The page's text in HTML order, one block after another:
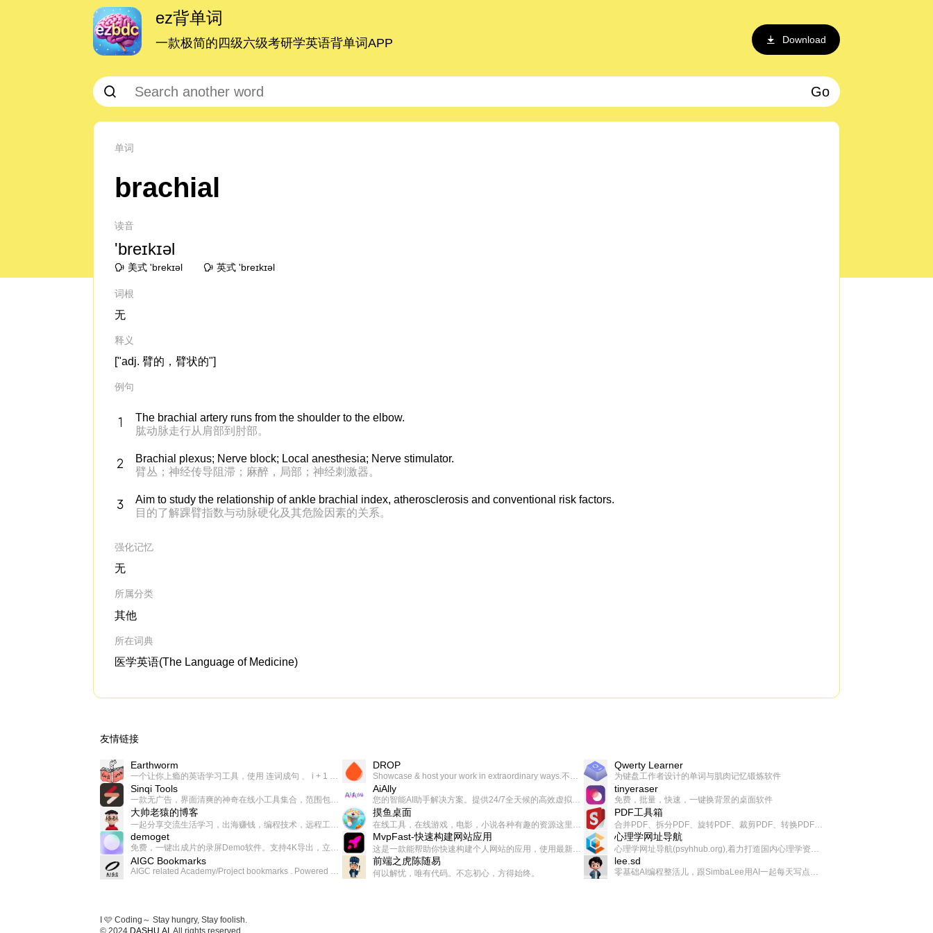
ez背单词
一款极简的四级六级考研学英语背单词APP Download
Go
单词
brachial
读音
'breɪkɪəl
美式 'brekɪəl 英式 'breɪkɪəl
词根
无
释义
["adj. 臂的，臂状的"]
例句
The brachial artery runs from the shoulder to the elbow.
肱动脉走行从肩部到肘部。
Brachial plexus; Nerve block; Local anesthesia; Nerve stimulator.
臂丛；神经传导阻滞；麻醉，局部；神经刺激器。
Aim to study the relationship of ankle brachial index, atherosclerosis and conventional risk factors.
目的了解踝臂指数与动脉硬化及其危险因素的关系。
强化记忆
无
所属分类
其他
所在词典
医学英语(The Language of Medicine)
友情链接
Earthworm
一个让你上瘾的英语学习工具，使用 连词成句 、 i + 1 、 以终为始等学习理论来帮助你习得英语，通过不断的重复形成肌肉记忆，最重要的是 游戏化 的形式让学习英语从此不再痛苦
DROP
Showcase & host your work in extraordinary ways.不限速文件分享，托管，建站平台
Qwerty Learner
为键盘工作者设计的单词与肌肉记忆锻炼软件
Sinqi Tools
一款无广告，界面清爽的神奇在线小工具集合，范围包括但不限于：开发，设计，日常生活等
AiAlly
您的智能AI助手解决方案。提供24/7全天候的高效虚拟员工服务，助力个人和组织提升生产力、激发创新潜能。
tinyeraser
免费，批量，快速，一键换背景的桌面软件
大帅老猿的博客
一起分享交流生活学习，出海赚钱，编程技术，远程工作，优秀产品等相关话题。希望大家都能有所收获。
摸鱼桌面
在线工具，在线游戏，电影，小说各种有趣的资源这里都有
PDF工具箱
合并PDF、拆分PDF、旋转PDF、裁剪PDF、转换PDF、加密PDF、解密PDF、PDF加水印等多种PDF处理功能
demoget
免费，一键出成片的录屏Demo软件。支持4K导出，立即下载使用。
MvpFast-快速构建网站应用
这是一款能帮助你快速构建个人网站的应用，使用最新的前端技术栈，集成登录、鉴权、手机、邮箱、数据库、博客、文章、支付等等网站所需要的功能，你只需要花几个小时开发你的核心功能就可以上线，一次购买，永久拥有
心理学网址导航
心理学网址导航(psyhhub.org),着力打造国内心理学资源平台，是一个心理学网址资源大全，提供心理学学习,心理学考研,英语自学,计算机自学等众多学习内容。
AIGC Bookmarks
AIGC related Academy/Project bookmarks . Powered by Notion AI (Claude, ChatGPT).
前端之虎陈随易
何以解忧，唯有代码。不忘初心，方得始终。
lee.sd
零基础AI编程整活儿，跟SimbaLee用AI一起每天写点儿好玩儿的！iSay中每天还会有鲜吐槽、财经快讯、抽奖福利。喜欢就在页面“点赞”，不喜欢可以“点呸”喔！
I 🩷 Coding～ Stay hungry, Stay foolish.
© 2024 DASHU.AI . All rights reserved.